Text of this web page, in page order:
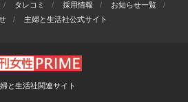
タレコミ 採用情報
お知らせ一覧
主婦と生活社公式サイト
と生活社関連サイト